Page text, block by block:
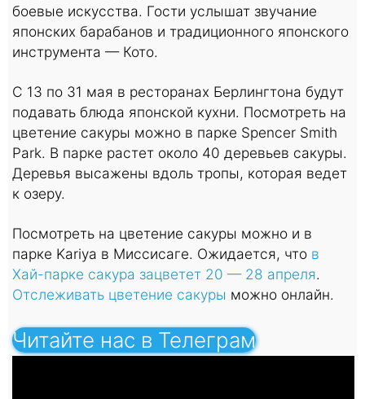
боевые искусства. Гости услышат звучание
японских барабанов и традиционного японского
инструмента — Кото.
С 13 по 31 мая в ресторанах Берлингтона будут
подавать блюда японской кухни. Посмотреть на
цветение сакуры можно в парке Spencer Smith
Park. В парке растет около 40 деревьев сакуры.
Деревья высажены вдоль тропы, которая ведет
к озеру.
Посмотреть на цветение сакуры можно и в
парке Kariya в Миссисаге. Ожидается, что в
Хай-парке сакура зацветет 20 — 28 апреля.
Отслеживать цветение сакуры можно онлайн.
Читайте нас в Телеграм